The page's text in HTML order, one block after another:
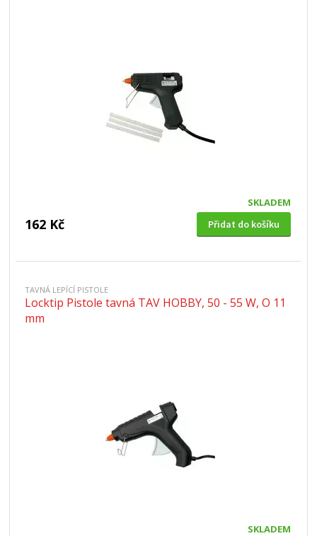
SKLADEM
162 Kč Přidat do košíku
TAVNÁ LEPÍCÍ PISTOLE
Locktip Pistole tavná TAV HOBBY, 50 - 55 W, O 11
mm
SKLADEM